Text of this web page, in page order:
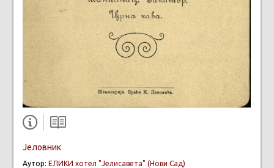
Јеловник
Аутор: ЕЛИКИ хотел "Јелисавета" (Нови Сад)